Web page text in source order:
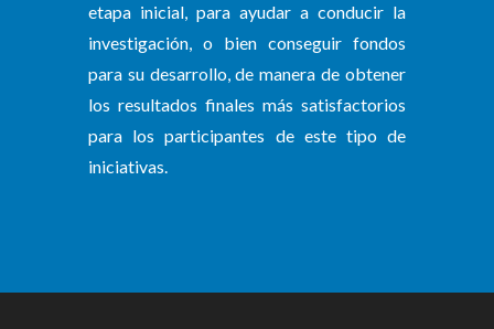
etapa inicial, para ayudar a conducir la
investigación, o bien conseguir fondos
para su desarrollo, de manera de obtener
los resultados finales más satisfactorios
para los participantes de este tipo de
iniciativas.